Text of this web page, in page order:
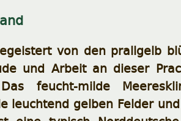
von den prallgelb
und Arbeit an dieser
feucht-milde
leuchtend gelben Felder